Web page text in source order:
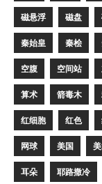
磁悬浮 磁盘
秦始皇 秦桧
空腹 空间站
算术 箭毒木
红细胞 红色
网球 美国
耳朵 耶路撒冷